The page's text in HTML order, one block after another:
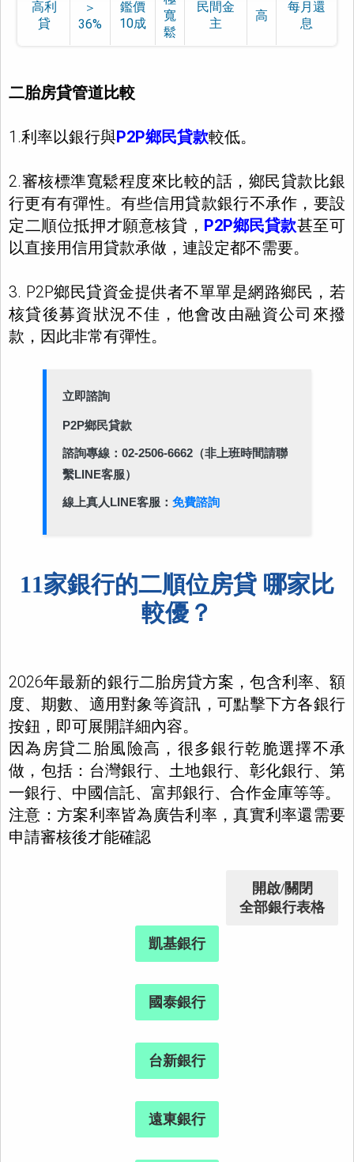
高利
貸
＞
36%
鑑價
10成
寬
鬆
民間金
主
高
每月還
息
二胎房貸管道比較
1.利率以銀行與P2P鄉民貸款較低。
2.審核標準寬鬆程度來比較的話，鄉民貸款比銀
行更有有彈性。有些信用貸款銀行不承作，要設
定二順位抵押才願意核貸， P2P鄉民貸款甚至可
以直接用信用貸款承做，連設定都不需要。
3. P2P鄉民貸資金提供者不單單是網路鄉民，若
核貸後募資狀況不佳，他會改由融資公司來撥
款，因此非常有彈性。
立即諮詢
P2P鄉民貸款
諮詢專線： 02-2506-6662（非上班時間請聯
繫LINE客服）
線上真人LINE客服： 免費諮詢
11家銀行的二順位房貸 哪家比
較優？
2026年最新的銀行二胎房貸方案，包含利率、額
度、期數、適用對象等資訊，可點擊下方各銀行
按鈕，即可展開詳細內容。
因為房貸二胎風險高，很多銀行乾脆選擇不承
做，包括：台灣銀行、土地銀行、彰化銀行、第
一銀行、中國信託、富邦銀行、合作金庫等等。
注意：方案利率皆為廣告利率，真實利率還需要
申請審核後才能確認
開啟/關閉
全部銀行表格
凱基銀行
國泰銀行
台新銀行
遠東銀行